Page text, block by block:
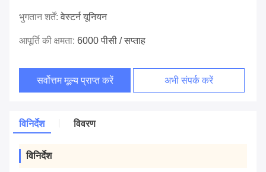
भुगतान शर्तें:वेस्टर्न यूनियन
आपूर्ति की क्षमता: 6000 पीसी / सप्ताह
सर्वोत्तम मूल्य प्राप्त करें अभी संपर्क करें
विनिर्देश विवरण
विनिर्देश